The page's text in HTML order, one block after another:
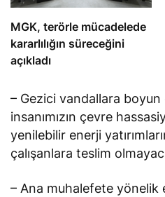
MGK, terörle mücadelede
kararlılığın süreceğini
açıkladı
– Gezici vandallara
insanımızın çevre
yenilebilir enerji
çalışanlara teslim
– Ana muhalefete yönelik